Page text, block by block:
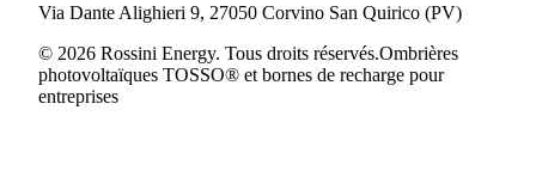
Via Dante Alighieri 9, 27050 Corvino San Quirico (PV)
© 2026 Rossini Energy. Tous droits réservés.Ombrières
photovoltaïques TOSSO® et bornes de recharge pour
entreprises